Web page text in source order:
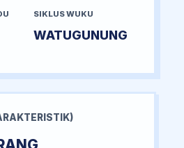
SIKLUS WUKU
WATUGUNUNG